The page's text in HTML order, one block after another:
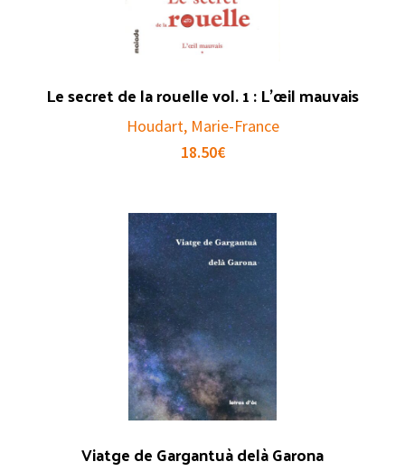
Le secret de la rouelle vol. 1 : L’œil mauvais
Houdart, Marie-France
18.50€
Viatge de Gargantuà delà Garona